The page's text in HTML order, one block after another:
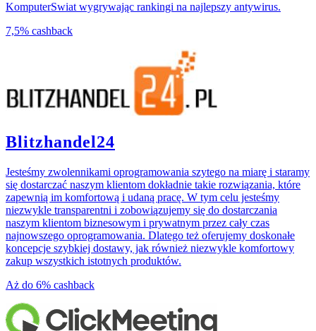
KomputerSwiat wygrywając rankingi na najlepszy antywirus.
7,5% cashback
Blitzhandel24
Jesteśmy zwolennikami oprogramowania szytego na miarę i staramy
się dostarczać naszym klientom dokładnie takie rozwiązania, które
zapewnią im komfortową i udaną pracę. W tym celu jesteśmy
niezwykle transparentni i zobowiązujemy się do dostarczania
naszym klientom biznesowym i prywatnym przez cały czas
najnowszego oprogramowania. Dlatego też oferujemy doskonałe
koncepcje szybkiej dostawy, jak również niezwykle komfortowy
zakup wszystkich istotnych produktów.
Aż do 6% cashback